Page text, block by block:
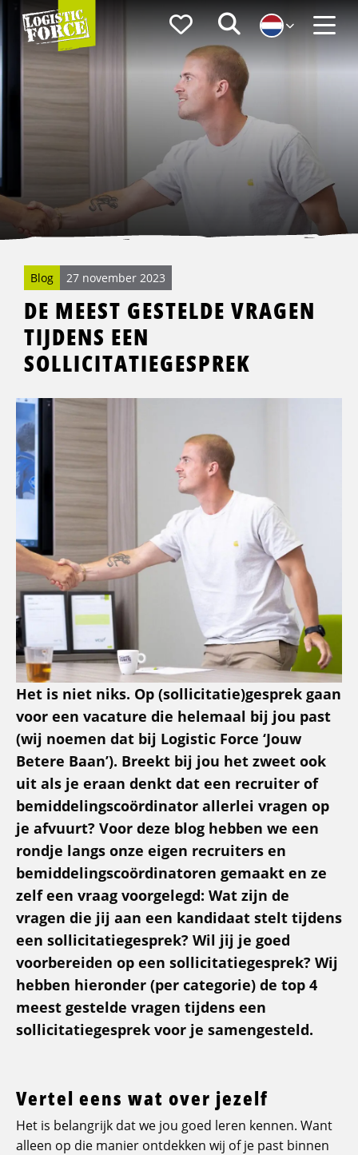
Logistic
Force
FavorietenZoeken
Menu
Blog 27 november 2023
DE MEEST GESTELDE VRAGEN
TIJDENS EEN
SOLLICITATIEGESPREK
Het is niet niks. Op (sollicitatie)gesprek gaan
voor een vacature die helemaal bij jou past
(wij noemen dat bij Logistic Force ‘Jouw
Betere Baan’). Breekt bij jou het zweet ook
uit als je eraan denkt dat een recruiter of
bemiddelingscoördinator allerlei vragen op
je afvuurt? Voor deze blog hebben we een
rondje langs onze eigen recruiters en
bemiddelingscoördinatoren gemaakt en ze
zelf een vraag voorgelegd: Wat zijn de
vragen die jij aan een kandidaat stelt tijdens
een sollicitatiegesprek? Wil jij je goed
voorbereiden op een sollicitatiegesprek? Wij
hebben hieronder (per categorie) de top 4
meest gestelde vragen tijdens een
sollicitatiegesprek voor je samengesteld.
Vertel eens wat over jezelf
Het is belangrijk dat we jou goed leren kennen. Want
alleen op die manier ontdekken wij of je past binnen